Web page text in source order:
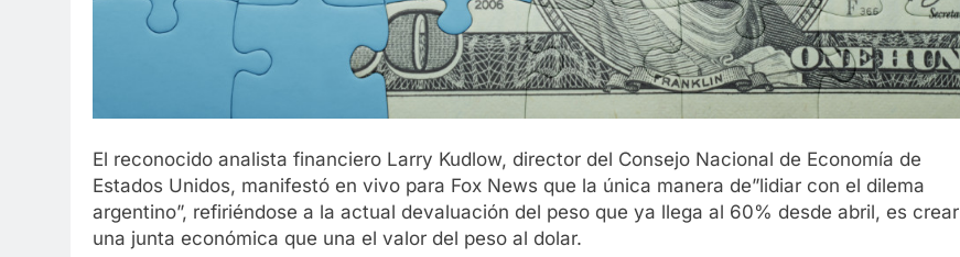
El reconocido analista financiero Larry Kudlow, director del Consejo Nacional de Economía de
Estados Unidos, manifestó en vivo para Fox News que la única manera de”lidiar con el dilema
argentino”, refiriéndose a la actual devaluación del peso que ya llega al 60% desde abril, es crear
una junta económica que una el valor del peso al dolar.